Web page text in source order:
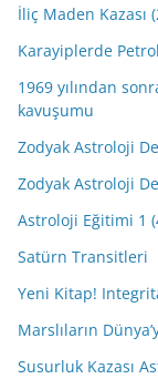
İliç Maden Kazası
Karayiplerde Petrol
1969 yılından
kavuşumu
Zodyak Astroloji
Zodyak Astroloji
Astroloji Eğitimi 1
Satürn Transitleri
Yeni Kitap!
Marslıların
Susurluk Kazası